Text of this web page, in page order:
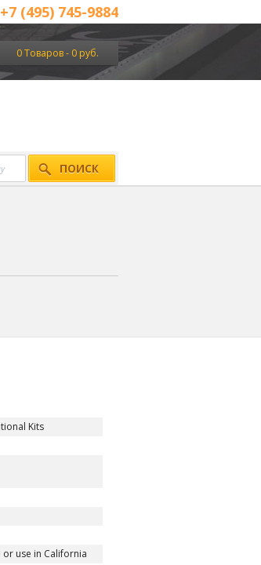
+7 (495) 745-9884
0 Товаров - 0 руб.
ПОИСК
Kits
use in California